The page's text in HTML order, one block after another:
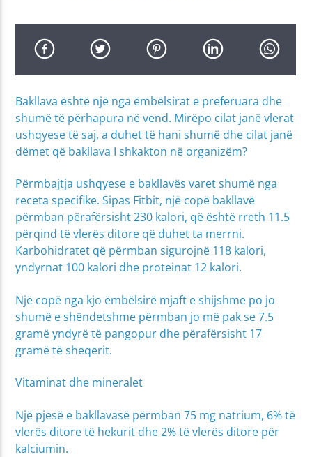
Bakllava është një nga ëmbëlsirat e preferuara dhe
shumë të përhapura në vend. Mirëpo cilat janë vlerat
ushqyese të saj, a duhet të hani shumë dhe cilat janë
dëmet që bakllava I shkakton në organizëm?
Përmbajtja ushqyese e bakllavës varet shumë nga
receta specifike. Sipas Fitbit, një copë bakllavë
përmban përafërsisht 230 kalori, që është rreth 11.5
përqind të vlerës ditore që duhet ta merrni.
Karbohidratet që përmban sigurojnë 118 kalori,
yndyrnat 100 kalori dhe proteinat 12 kalori.
Një copë nga kjo ëmbëlsirë mjaft e shijshme po jo
shumë e shëndetshme përmban jo më pak se 7.5
gramë yndyrë të pangopur dhe përafërsisht 17
gramë të sheqerit.
Vitaminat dhe mineralet
Një pjesë e bakllavasë përmban 75 mg natrium, 6% të
vlerës ditore të hekurit dhe 2% të vlerës ditore për
kalciumin.